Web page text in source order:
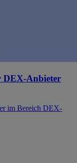
DEX-Anbieter
im Bereich DEX-